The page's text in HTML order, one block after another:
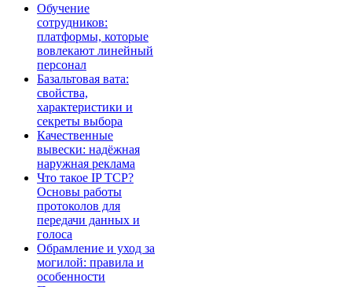
Обучение
сотрудников:
платформы, которые
вовлекают линейный
персонал
Базальтовая вата:
свойства,
характеристики и
секреты выбора
Качественные
вывески: надёжная
наружная реклама
Что такое IP TCP?
Основы работы
протоколов для
передачи данных и
голоса
Обрамление и уход за
могилой: правила и
особенности